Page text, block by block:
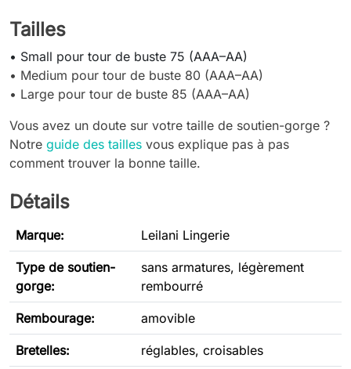
Tailles
• Small pour tour de buste 75 (AAA–AA)
• Medium pour tour de buste 80 (AAA–AA)
• Large pour tour de buste 85 (AAA–AA)
Vous avez un doute sur votre taille de soutien-gorge ?
Notre guide des tailles vous explique pas à pas
comment trouver la bonne taille.
Détails
Marque: Leilani Lingerie
Type de soutien-
gorge:
sans armatures, légèrement
rembourré
Rembourage: amovible
Bretelles: réglables, croisables